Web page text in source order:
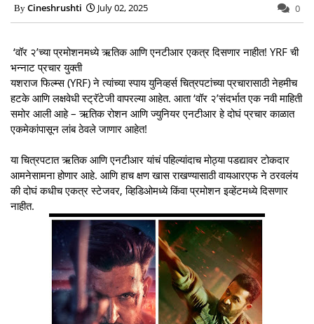
Cineshrushti July 02, 2025 0
‘वॉर २’च्या प्रमोशनमध्ये ऋतिक आणि एनटीआर एकत्र दिसणार नाहीत! YRF ची
भन्नाट प्रचार युक्ती
यशराज फिल्म्स (YRF) ने त्यांच्या स्पाय युनिव्हर्स चित्रपटांच्या प्रचारासाठी नेहमीच
हटके आणि लक्षवेधी स्ट्रॅटेजी वापरल्या आहेत. आता ‘वॉर २’संदर्भात एक नवी माहिती
समोर आली आहे – ऋतिक रोशन आणि ज्युनियर एनटीआर हे दोघं प्रचार काळात
एकमेकांपासून लांब ठेवले जाणार आहेत!
या चित्रपटात ऋतिक आणि एनटीआर यांचं पहिल्यांदाच मोठ्या पडद्यावर टोकदार
आमनेसामना होणार आहे. आणि हाच क्षण खास राखण्यासाठी वायआरएफ ने ठरवलंय
की दोघं कधीच एकत्र स्टेजवर, व्हिडिओमध्ये किंवा प्रमोशन इव्हेंटमध्ये दिसणार
नाहीत.